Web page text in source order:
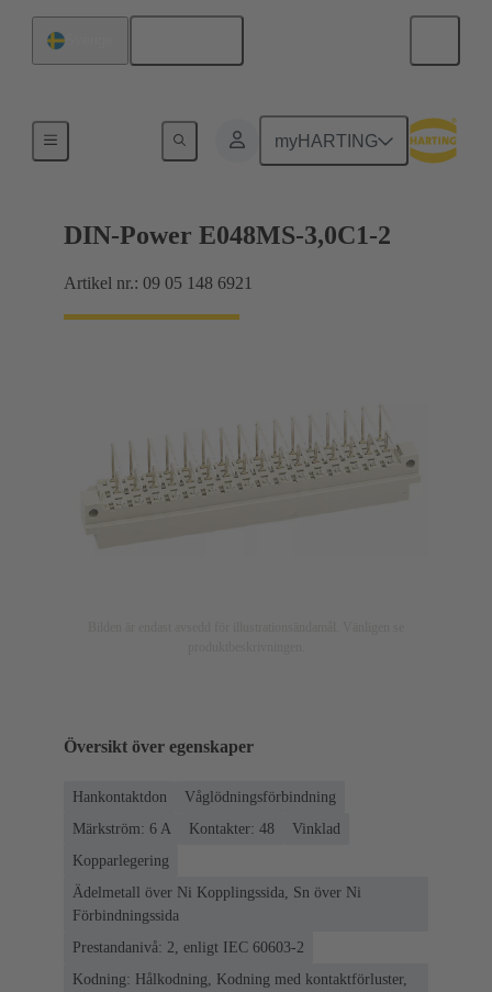
myHARTING
Förbindning moderkort till dotterkort
DIN-Power E048MS-3,0C1-2
Artikel nr.: 09 05 148 6921
Översikt över egenskaper
Hankontaktdon
Våglödningsförbindning
Märkström: ‌6 A
Kontakter: 48
Vinklad
Kopparlegering
Ädelmetall över Ni Kopplingssida, Sn över Ni
Förbindningssida
Prestandanivå: 2, enligt IEC 60603-2
Kodning: Hålkodning, Kodning med kontaktförluster,